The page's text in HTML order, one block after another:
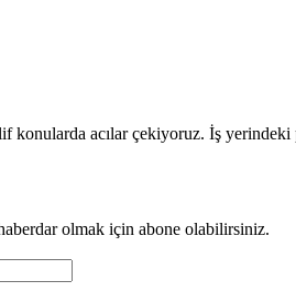
konularda acılar çekiyoruz. İş
olmak için abone olabilirsiniz.